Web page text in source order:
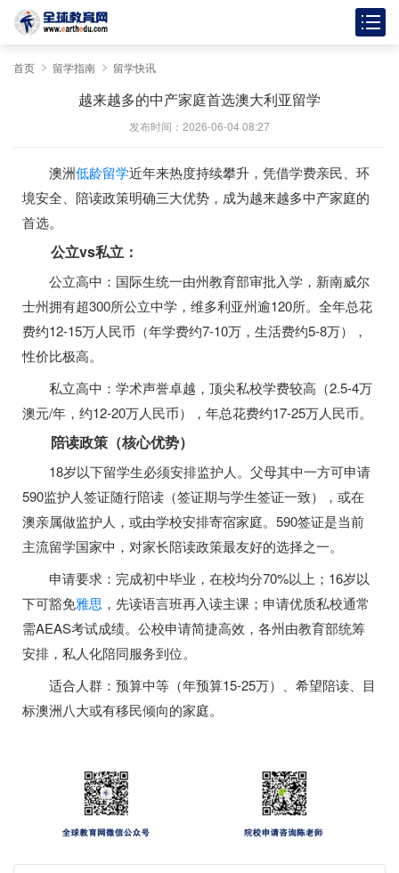
首页 留学指南 留学快讯
越来越多的中产家庭首选澳大利亚留学
发布时间：2026-06-04 08:27
澳洲低龄留学近年来热度持续攀升，凭借学费亲民、环
境安全、陪读政策明确三大优势，成为越来越多中产家庭的
首选。
公立vs私立：
公立高中：国际生统一由州教育部审批入学，新南威尔
士州拥有超300所公立中学，维多利亚州逾120所。全年总花
费约12-15万人民币（年学费约7-10万，生活费约5-8万），
性价比极高。
私立高中：学术声誉卓越，顶尖私校学费较高（2.5-4万
澳元/年，约12-20万人民币），年总花费约17-25万人民币。
陪读政策（核心优势）
18岁以下留学生必须安排监护人。父母其中一方可申请
590监护人签证随行陪读（签证期与学生签证一致），或在
澳亲属做监护人，或由学校安排寄宿家庭。590签证是当前
主流留学国家中，对家长陪读政策最友好的选择之一。
申请要求：完成初中毕业，在校均分70%以上；16岁以
下可豁免雅思 ，先读语言班再入读主课；申请优质私校通常
需AEAS考试成绩。公校申请简捷高效，各州由教育部统筹
安排，私人化陪同服务到位。
适合人群：预算中等（年预算15-25万）、希望陪读、目
标澳洲八大或有移民倾向的家庭。